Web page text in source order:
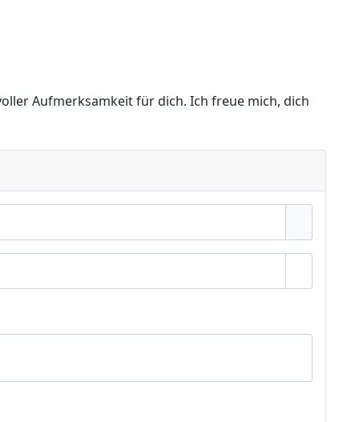
Aufmerksamkeit für dich. Ich freue mich, dich